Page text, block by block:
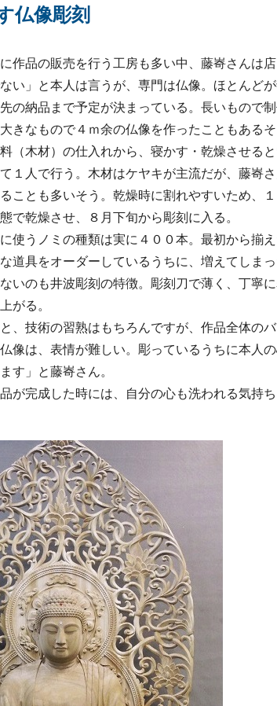
仏像彫刻
作品の販売を行う工房も多い中、藤㟢さんは
い」と本人は言うが、専門は仏像。ほとんど
の納品まで予定が決まっている。長いもので
きなもので４ｍ余の仏像を作ったこともあるそ
（木材）の仕入れから、寝かす・乾燥させる
１人で行う。木材はケヤキが主流だが、藤㟢
ことも多いそう。乾燥時に割れやすいため、
で乾燥させ、８月下旬から彫刻に入る。
使うノミの種類は実に４００本。最初から揃
道具をオーダーしているうちに、増えてしま
いのも井波彫刻の特徴。彫刻刀で薄く、丁寧
がる。
、技術の習熟はもちろんですが、作品全体の
像は、表情が難しい。彫っているうちに本人
す」と藤㟢さん。
が完成した時には、自分の心も洗われる気持ち